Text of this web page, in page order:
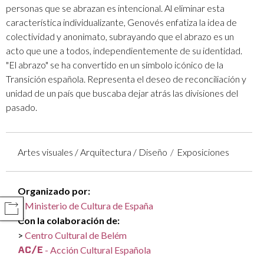
COMPARTIR
personas que se abrazan es intencional. Al eliminar esta
característica individualizante, Genovés enfatiza la idea de
colectividad y anonimato, subrayando que el abrazo es un
acto que une a todos, independientemente de su identidad.
"El abrazo" se ha convertido en un símbolo icónico de la
Transición española. Representa el deseo de reconciliación y
unidad de un país que buscaba dejar atrás las divisiones del
pasado.
Artes visuales / Arquitectura / Diseño Exposiciones
Organizado por:
Ministerio de Cultura de España
Con la colaboración de:
Centro Cultural de Belém
- Acción Cultural Española